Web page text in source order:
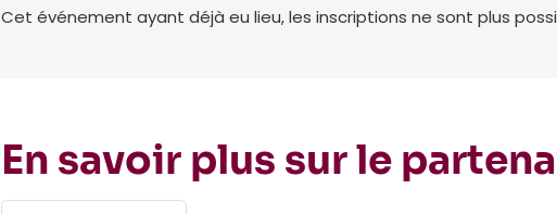
Cet événement ayant déjà eu lieu, les inscriptions ne sont plus
En savoir plus sur le